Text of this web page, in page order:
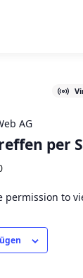
AG
per
permission to